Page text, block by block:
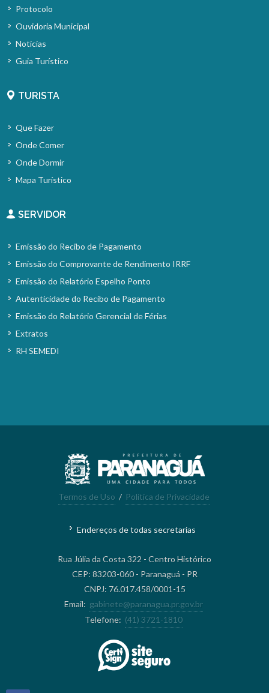
Protocolo
Ouvidoria Municipal
Notícias
Guia Turístico
TURISTA
Que Fazer
Onde Comer
Onde Dormir
Mapa Turístico
SERVIDOR
Emissão do Recibo de Pagamento
Emissão do Comprovante de Rendimento IRRF
Emissão do Relatório Espelho Ponto
Autenticidade do Recibo de Pagamento
Emissão do Relatório Gerencial de Férias
Extratos
RH SEMEDI
Termos de Uso / Política de Privacidade
Endereços de todas secretarias
Rua Júlia da Costa 322 - Centro Histórico
CEP: 83203-060 - Paranaguá - PR
CNPJ: 76.017.458/0001-15
Email: gabinete@paranagua.pr.gov.br
Telefone: (41) 3721-1810